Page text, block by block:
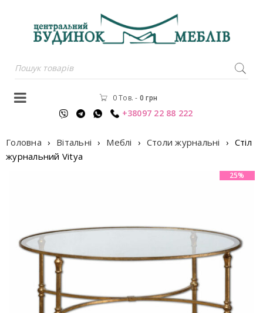
0 Тов. - 0грн
+38097 22 88 222
Головна › Вітальні › Меблі › Столи журнальні › Стіл
журнальний Vitya
25%